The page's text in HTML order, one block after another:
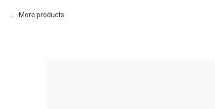
More products